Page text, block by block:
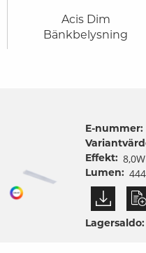
Acis Dim
Bänkbelysning
E-nummer:
Effekt: 8,0W
Lumen:
Lagersaldo: